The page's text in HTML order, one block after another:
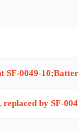
SF-0049-
by SF-